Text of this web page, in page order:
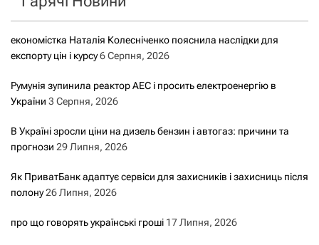
економістка Наталія Колесніченко пояснила наслідки для
експорту цін і курсу6 Серпня, 2026
Румунія зупинила реактор АЕС і просить електроенергію в
України 3 Серпня, 2026
В Україні зросли ціни на дизель бензин і автогаз: причини та
прогнози 29 Липня, 2026
Як ПриватБанк адаптує сервіси для захисників і захисниць після
полону26 Липня, 2026
про що говорять українські гроші 17 Липня, 2026